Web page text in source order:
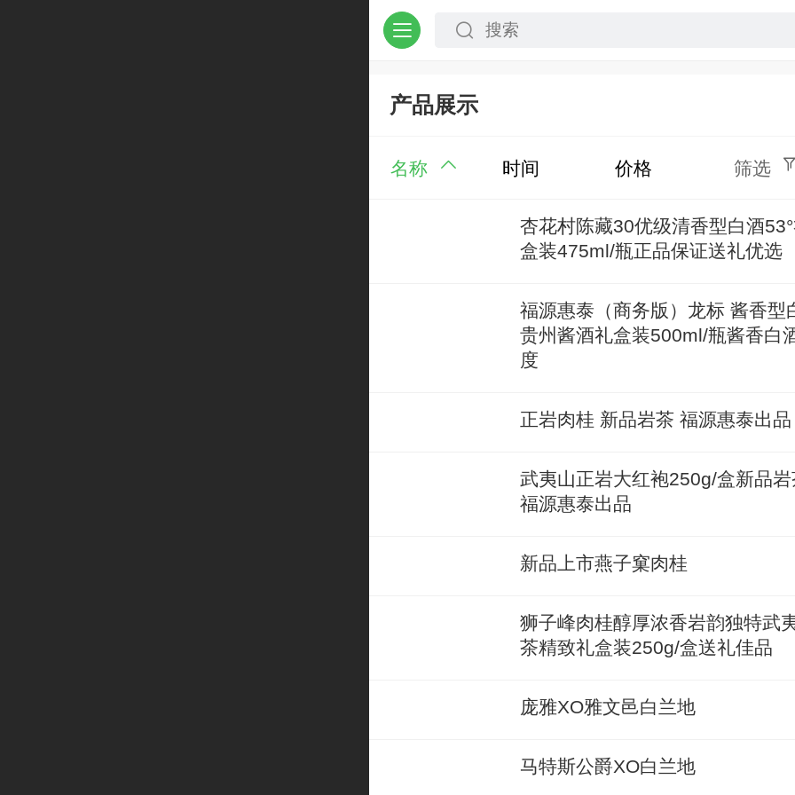
产品展示
名称 时间 价格 筛选
杏花村陈藏30优级清香型白酒
盒装475ml/瓶正品保证送礼优选
福源惠泰（商务版）龙标 酱香型
贵州酱酒礼盒装500ml/瓶酱香白
度
正岩肉桂 新品岩茶 福源惠泰出品
武夷山正岩大红袍250g/盒新品
福源惠泰出品
新品上市燕子窠肉桂
狮子峰肉桂醇厚浓香岩韵独特武
茶精致礼盒装250g/盒送礼佳品
庞雅XO雅文邑白兰地
马特斯公爵XO白兰地